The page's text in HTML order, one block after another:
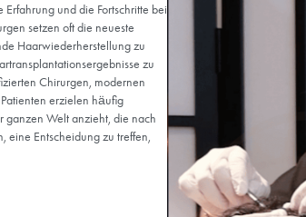
Die Türkei hingegen bietet kostengünstige
Haartransplantationsärzte in der Türkei haben
Regel über fortgeschrittene Fähigkeiten und
Expertise in USA vs
Since medical treatment is expensive in
volume of patients as in Turkey, but this does
surgeons who wish to practice in this field in the
As a result, specialised hair transplant surgeons